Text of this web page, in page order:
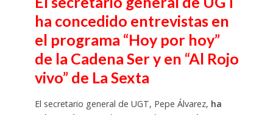
ha concedido entrevistas en
el programa “Hoy por hoy”
de la Cadena Ser y en “Al Rojo
vivo” de La Sexta
El secretario general de UGT, Pepe Álvarez, ha